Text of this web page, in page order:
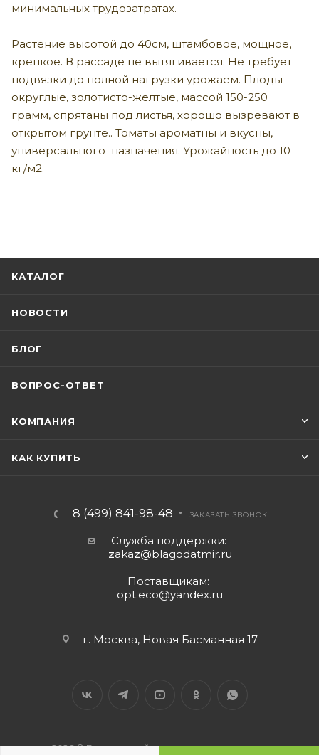
минимальных трудозатратах.
Растение высотой до 40см, штамбовое, мощное,
крепкое. В рассаде не вытягивается. Не требует
подвязки до полной нагрузки урожаем. Плоды
округлые, золотисто-желтые, массой 150-250
грамм, спрятаны под листья, хорошо вызревают в
открытом грунте.. Томаты ароматны и вкусны,
универсального назначения. Урожайность до 10
кг/м2.
КАТАЛОГ
НОВОСТИ
БЛОГ
ВОПРОС-ОТВЕТ
КОМПАНИЯ
КАК КУПИТЬ
8 (499) 841-98-48 ЗАКАЗАТЬ ЗВОНОК
Служба поддержки:
zakaz@blagodatmir.ru
Поставщикам:
opt.eco@yandex.ru
г. Москва, Новая Басманная 17
2026 © Благодатный мир - интернет-магазин